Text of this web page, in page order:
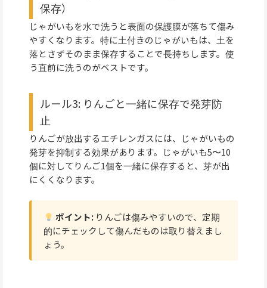
保存）
じゃがいもを水で洗うと表面の保護膜が落ちて傷み
やすくなります。特に土付きのじゃがいもは、土を
落とさずそのまま保存することで長持ちします。使
う直前に洗うのがベストです。
ルール3: りんごと一緒に保存で発芽防
止
りんごが放出するエチレンガスには、じゃがいもの
発芽を抑制する効果があります。じゃがいも5〜10
個に対してりんご1個を一緒に保存すると、芽が出
にくくなります。
ポイント:りんごは傷みやすいので、定期
的にチェックして傷んだものは取り替えまし
ょう。